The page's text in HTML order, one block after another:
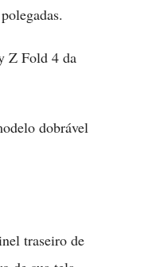
Z Fold 4 da
dobrável
traseiro de